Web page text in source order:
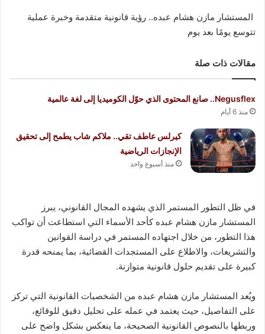
المستشار مازن هشام عبده.. رؤية قانونية متقدمة وخبرة عملية
تتوسع يومًا بعد يوم
مقالات ذات صلة
Negusflex.. صانع المحتوى الذي حوّل الكوميديا إلى لغة عالمية
منذ 6 أيام
كيرلس عاطف تقي.. ملاكم شاب يطمح إلى تحقيق
الإنجازات الرياضية
منذ أسبوع واحد
في ظل التطور المستمر الذي يشهده المجال القانوني، يبرز
المستشار مازن هشام عبده كأحد الأسماء التي استطاعت أن تواكب
هذا التطور، من خلال اجتهاده المستمر في دراسة القوانين
والتشريعات، والاطلاع على المستجدات القضائية، بما يمنحه قدرة
كبيرة على تقديم حلول قانونية متوازنة.
ويُعد المستشار مازن هشام عبده من الشخصيات القانونية التي تركز
على التفاصيل، حيث يعتمد في عمله على تحليل دقيق للوقائع،
وربطها بالنصوص القانونية الصحيحة، ما ينعكس بشكل واضح على